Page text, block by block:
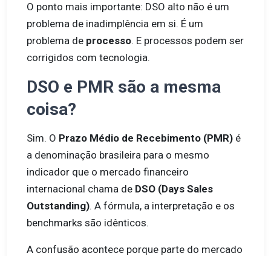
O ponto mais importante: DSO alto não é um
problema de inadimplência em si. É um
problema de processo. E processos podem ser
corrigidos com tecnologia.
DSO e PMR são a mesma
coisa?
Sim. O Prazo Médio de Recebimento (PMR) é
a denominação brasileira para o mesmo
indicador que o mercado financeiro
internacional chama de DSO (Days Sales
Outstanding). A fórmula, a interpretação e os
benchmarks são idênticos.
A confusão acontece porque parte do mercado